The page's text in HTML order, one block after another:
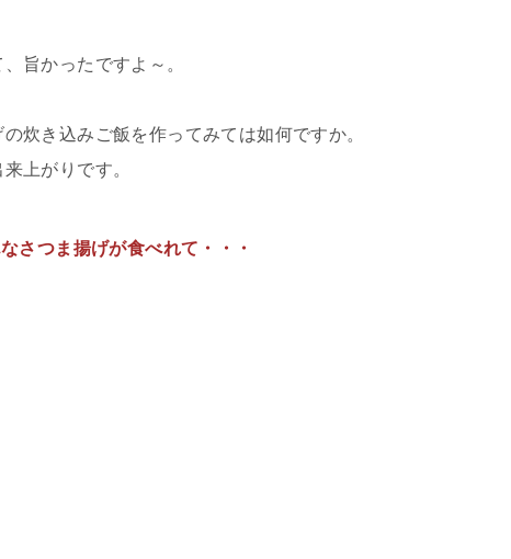
旨かったですよ～。
炊き込みご飯を作ってみては如何ですか。
上がりです。
つま揚げが食べれて・・・